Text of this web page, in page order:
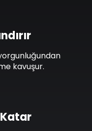
Katar
kavuşur.